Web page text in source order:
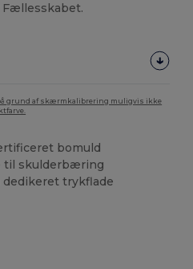
grund af skærmkalibrering muligvis ikke
bomuld
til skulderbæring
dedikeret trykflade